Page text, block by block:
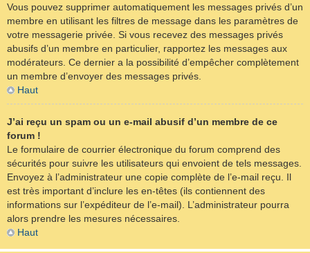
Vous pouvez supprimer automatiquement les messages privés d’un
membre en utilisant les filtres de message dans les paramètres de
votre messagerie privée. Si vous recevez des messages privés
abusifs d’un membre en particulier, rapportez les messages aux
modérateurs. Ce dernier a la possibilité d’empêcher complètement
un membre d’envoyer des messages privés.
Haut
J’ai reçu un spam ou un e-mail abusif d’un membre de ce
forum !
Le formulaire de courrier électronique du forum comprend des
sécurités pour suivre les utilisateurs qui envoient de tels messages.
Envoyez à l’administrateur une copie complète de l’e-mail reçu. Il
est très important d’inclure les en-têtes (ils contiennent des
informations sur l’expéditeur de l’e-mail). L’administrateur pourra
alors prendre les mesures nécessaires.
Haut